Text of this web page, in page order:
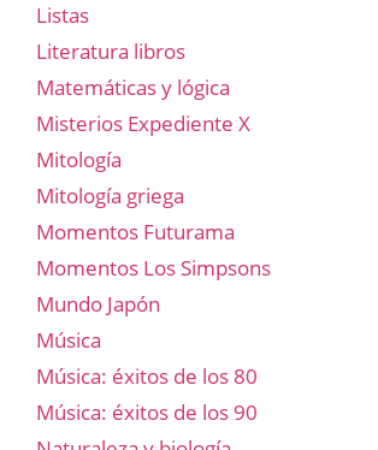
Listas
Literatura libros
Matemáticas y lógica
Misterios Expediente X
Mitología
Mitología griega
Momentos Futurama
Momentos Los Simpsons
Mundo Japón
Música
Música: éxitos de los 80
Música: éxitos de los 90